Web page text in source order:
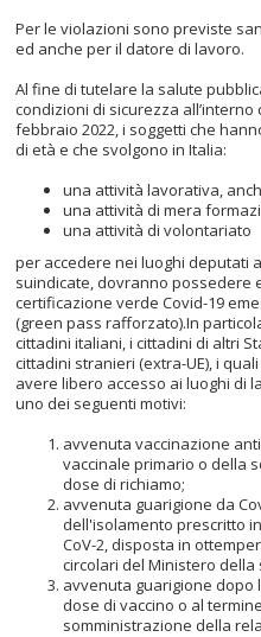
Per le violazioni sono previste
ed anche per il datore di lavoro.
Al fine di tutelare la salute
condizioni di sicurezza
febbraio 2022, i soggetti che
di età e che svolgono in Italia:
una attività lavorativa,
una attività di mera
una attività di volontariato
per accedere nei luoghi deputati
suindicate, dovranno possedere
certificazione verde Covid-19
(green pass rafforzato).In
cittadini italiani, i cittadini di altri
cittadini stranieri (extra-UE), i
avere libero accesso ai luoghi di
uno dei seguenti motivi:
avvenuta vaccinazione
vaccinale primario o della
dose di richiamo;
avvenuta guarigione da
dell'isolamento prescritto
CoV-2, disposta in
circolari del Ministero della
avvenuta guarigione dopo
dose di vaccino o al
somministrazione della